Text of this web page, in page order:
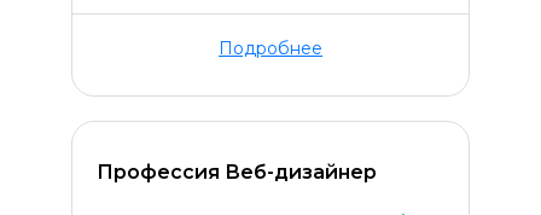
Подробнее
Профессия Веб-дизайнер